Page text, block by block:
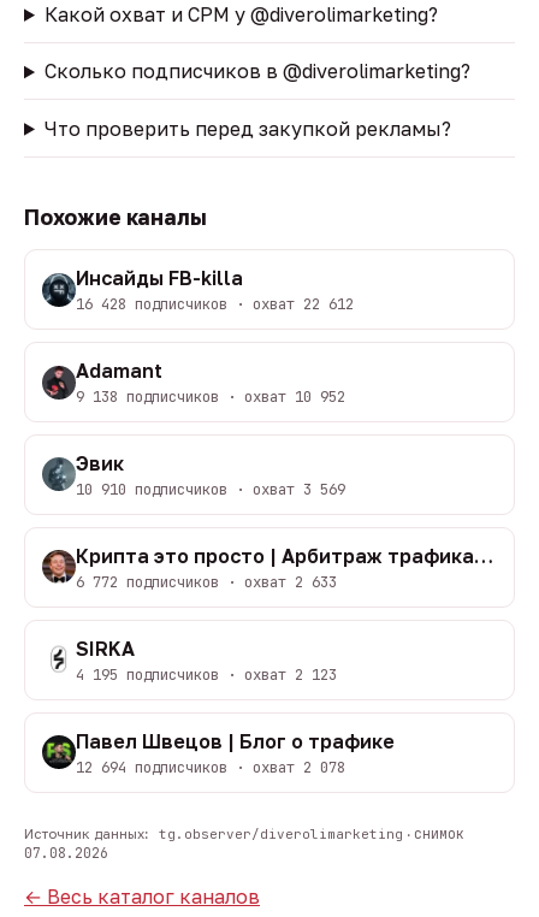
Какой охват и CPM у @diverolimarketing?
Сколько подписчиков в @diverolimarketing?
Что проверить перед закупкой рекламы?
Похожие каналы
Инсайды FB-killa
16 428 подписчиков · охват 22 612
Adamant
9 138 подписчиков · охват 10 952
Эвик
10 910 подписчиков · охват 3 569
Крипта это просто | Арбитраж трафика google
6 772 подписчиков · охват 2 633
SIRKA
4 195 подписчиков · охват 2 123
Павел Швецов | Блог о трафике
12 694 подписчиков · охват 2 078
Источник данных: tg.observer/diverolimarketing · снимок
07.08.2026
← Весь каталог каналов